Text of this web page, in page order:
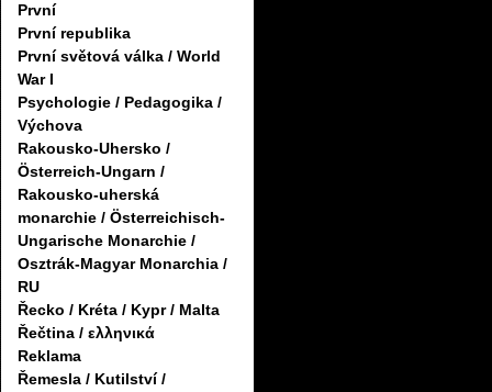
První
První republika
První světová válka / World
War I
Psychologie / Pedagogika /
Výchova
Rakousko-Uhersko /
Österreich-Ungarn /
Rakousko-uherská
monarchie / Österreichisch-
Ungarische Monarchie /
Osztrák-Magyar Monarchia /
RU
Řecko / Kréta / Kypr / Malta
Řečtina / ελληνικά
Reklama
Řemesla / Kutilství /